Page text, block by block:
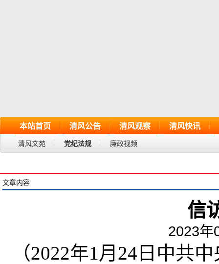
本站首页 清风公告 清风观察 清风快讯
清风文苑 党纪法规 廉政视频
文章内容
信
2023
（2022年1月24日中共